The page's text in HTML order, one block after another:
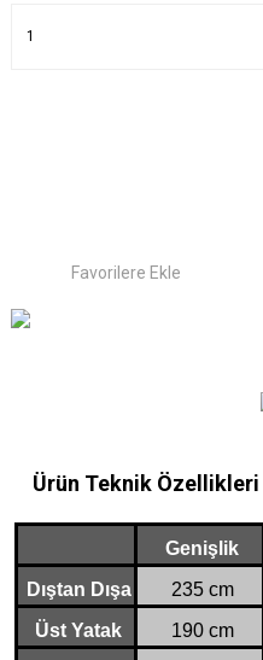
Ürün Teknik Özellikleri
Genişlik
Dıştan Dışa
235 cm
Üst Yatak
190 cm